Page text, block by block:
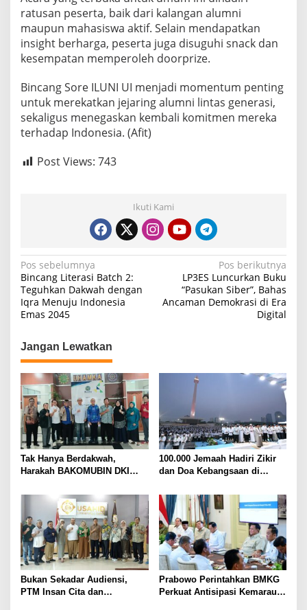
ratusan peserta, baik dari kalangan alumni
maupun mahasiswa aktif. Selain mendapatkan
insight berharga, peserta juga disuguhi snack dan
kesempatan memperoleh doorprize.
Bincang Sore ILUNI UI menjadi momentum penting
untuk merekatkan jejaring alumni lintas generasi,
sekaligus menegaskan kembali komitmen mereka
terhadap Indonesia. (Afit)
Post Views: 743
Ikuti Kami
N
a
v
g
a
s
i
p
o
s
Pos sebelumnya
Bincang Literasi Batch 2:
Teguhkan Dakwah dengan
Iqra Menuju Indonesia
Emas 2045
Pos berikutnya
LP3ES Luncurkan Buku
“Pasukan Siber”, Bahas
Ancaman Demokrasi di Era
Digital
Jangan Lewatkan
Tak Hanya Berdakwah,
Harakah BAKOMUBIN DKI
Advokasi dan Paralegal
Bersama LKLH FH UHAMKA
100.000 Jemaah Hadiri Zikir
dan Doa Kebangsaan di
Kemerdekaan Indonesia
Bukan Sekadar Audiensi,
PTM Insan Cita dan
Prabowo Perintahkan BMKG
Perkuat Antisipasi Kemarau